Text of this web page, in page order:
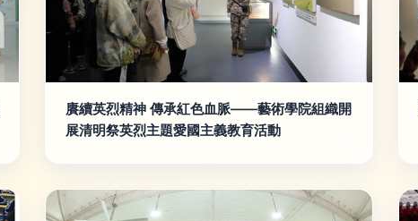
賡續英烈精神 傳承紅色血脈——藝術學院組織開
展清明祭英烈主題愛國主義教育活動